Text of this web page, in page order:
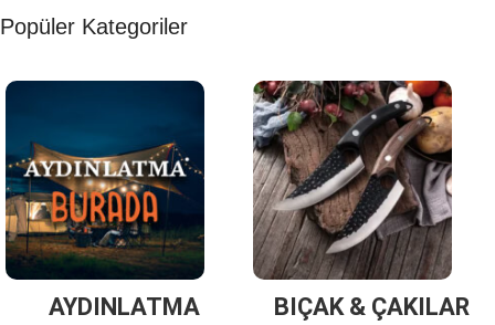
KAHVE KEYFİ
Kahvemizi Denediniz mi ?
Keşfet
Popüler Kategoriler
AYDINLATMA BIÇAK & ÇAKILAR